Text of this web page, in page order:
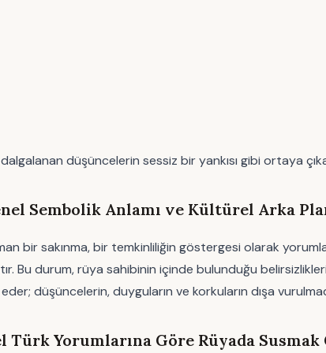
düşüncelerin sessiz bir yankısı gibi ortaya
Sembolik Anlamı ve Kültürel Arka
bir sakınma, bir temkinliliğin göstergesi olarak
Bu durum, rüya sahibinin içinde bulunduğu
düşüncelerin, duyguların ve korkuların dışa
Yorumlarına Göre Rüyada Susmak